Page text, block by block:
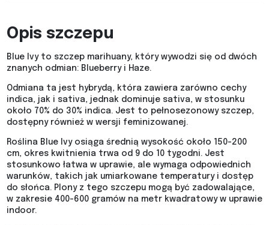
Opis szczepu
Blue Ivy to szczep marihuany, który wywodzi się od dwóch
znanych odmian: Blueberry i Haze.
Odmiana ta jest hybrydą, która zawiera zarówno cechy
indica, jak i sativa, jednak dominuje sativa, w stosunku
około 70% do 30% indica. Jest to pełnosezonowy szczep,
dostępny również w wersji feminizowanej.
Roślina Blue Ivy osiąga średnią wysokość około 150-200
cm, okres kwitnienia trwa od 9 do 10 tygodni. Jest
stosunkowo łatwa w uprawie, ale wymaga odpowiednich
warunków, takich jak umiarkowane temperatury i dostęp
do słońca. Plony z tego szczepu mogą być zadowalające,
w zakresie 400-600 gramów na metr kwadratowy w uprawie
indoor.